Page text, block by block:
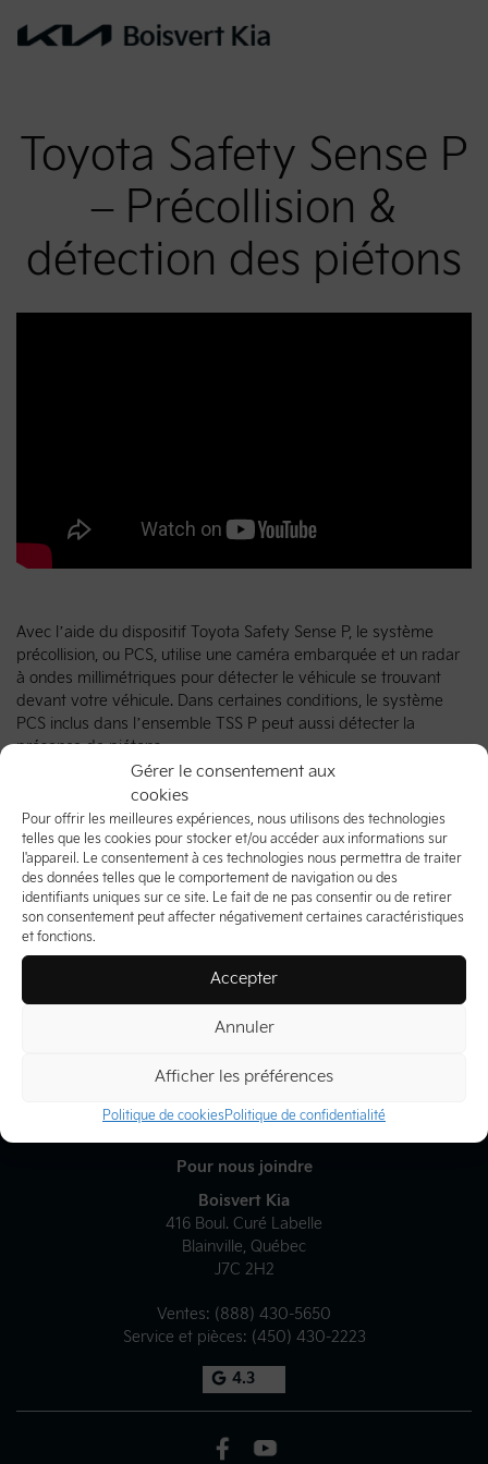
Gérer le consentement aux
cookies
Pour offrir les meilleures expériences, nous utilisons des technologies
telles que les cookies pour stocker et/ou accéder aux informations sur
l'appareil. Le consentement à ces technologies nous permettra de traiter
des données telles que le comportement de navigation ou des
identifiants uniques sur ce site. Le fait de ne pas consentir ou de retirer
son consentement peut affecter négativement certaines caractéristiques
et fonctions.
Accepter
Annuler
Afficher les préférences
Politique de cookiesPolitique de confidentialité
Toyota Safety Sense P
– Précollision &
détection des piétons
Avec l’aide du dispositif Toyota Safety Sense P, le système
précollision, ou PCS, utilise une caméra embarquée et un radar
à ondes millimétriques pour détecter le véhicule se trouvant
devant votre véhicule. Dans certaines conditions, le système
PCS inclus dans l’ensemble TSS P peut aussi détecter la
présence de piétons.
Pour nous joindre
Boisvert Kia
416 Boul. Curé Labelle
Blainville, Québec
J7C 2H2
Ventes: (888) 430-5650
Service et pièces: (450) 430-2223
4.3
Véhicules neufs
Inventaire